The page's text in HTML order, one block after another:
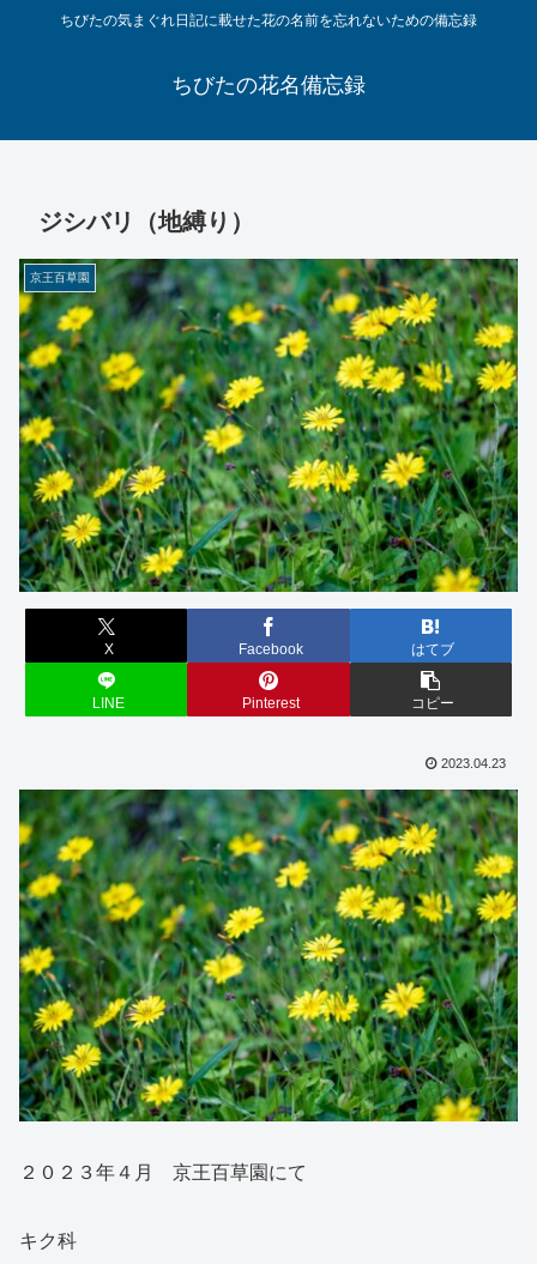
ちびたの気まぐれ日記に載せた花の名前を忘れないための備忘録
ちびたの花名備忘録
ジシバリ（地縛り）
京王百草園
X Facebook はてブ
LINE Pinterest コピー
2023.04.23
２０２３年４月 京王百草園にて
キク科